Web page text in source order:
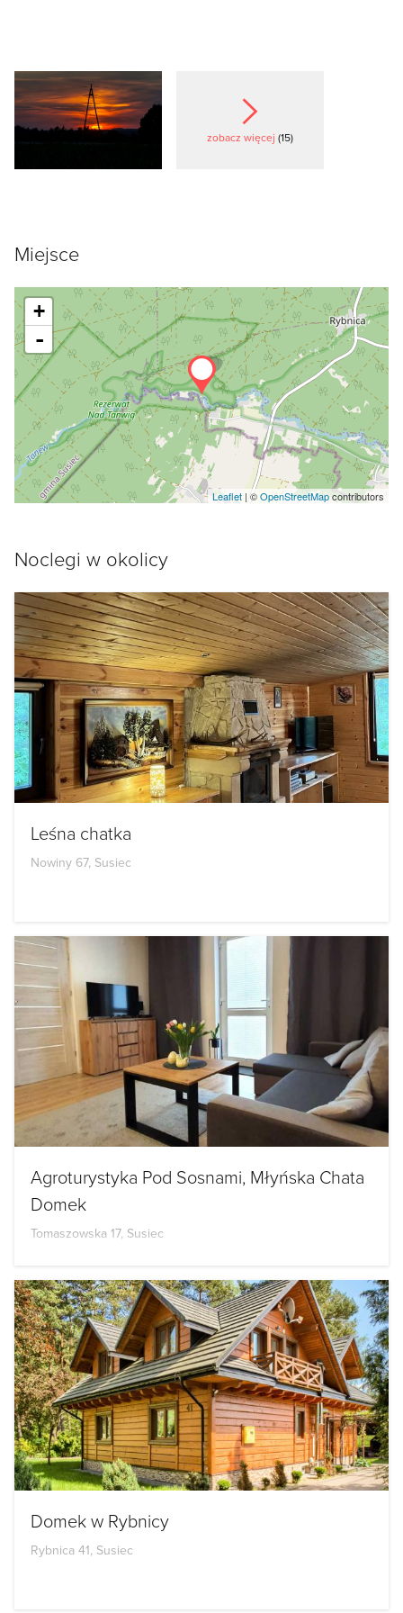
zobacz więcej (15)
Miejsce
+
-
Leaflet | ©OpenStreetMapcontributors
Noclegi w okolicy
Leśna chatka
Nowiny 67, Susiec
Agroturystyka Pod Sosnami, Młyńska Chata
Domek
Tomaszowska 17, Susiec
Domek w Rybnicy
Rybnica 41, Susiec